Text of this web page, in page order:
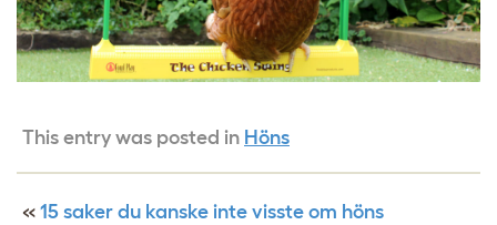
This entry was posted in Höns
« 15 saker du kanske inte visste om höns